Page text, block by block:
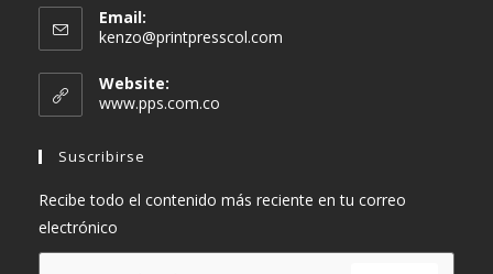
Email:
kenzo@printpresscol.com
Website:
www.pps.com.co
Suscribirse
Recibe todo el contenido más reciente en tu correo
electrónico